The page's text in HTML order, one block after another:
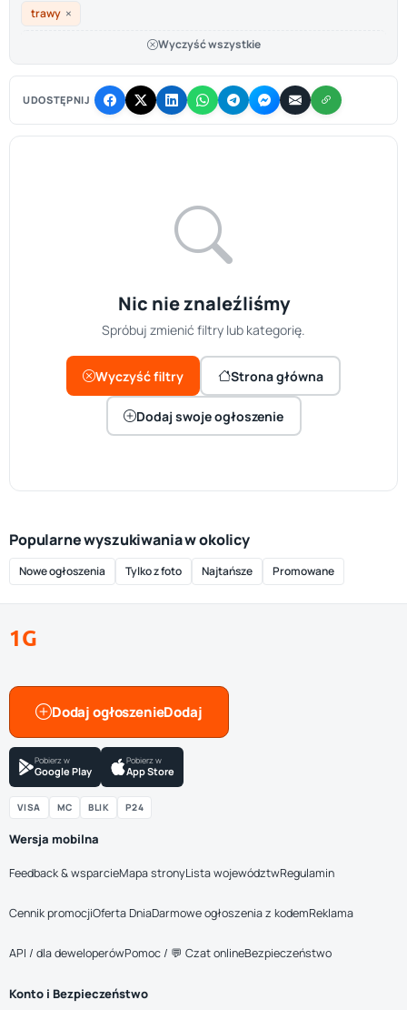
trawy ×
Wyczyść wszystkie
UDOSTĘPNIJ
Nic nie znaleźliśmy
Spróbuj zmienić filtry lub kategorię.
Wyczyść filtry Strona główna
Dodaj swoje ogłoszenie
Popularne wyszukiwania w okolicy
Nowe ogłoszenia Tylko z foto Najtańsze Promowane
1G
Dodaj ogłoszenie
Pobierz w
Google Play
Pobierz w
App Store
VISA MC BLIK P24
Wersja mobilna
Feedback & wsparcieMapa stronyLista województwRegulamin
Cennik promocjiOferta DniaDarmowe ogłoszenia z kodemReklama
API / dla deweloperówPomoc / 💬 Czat onlineBezpieczeństwo
Konto i Bezpieczeństwo